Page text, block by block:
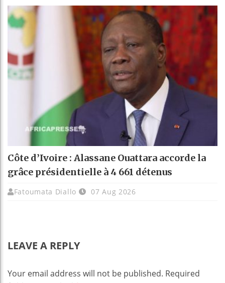
Côte d’Ivoire : Alassane Ouattara accorde la
grâce présidentielle à 4 661 détenus
Fatoumata Diallo 07 Aug 2026
LEAVE A REPLY
Your email address will not be published. Required